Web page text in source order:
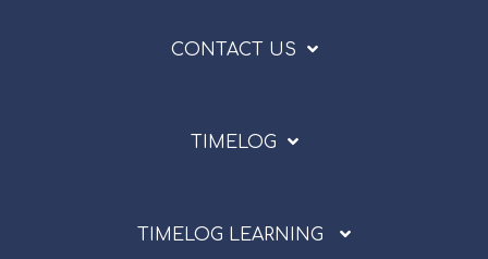
CONTACT US
TIMELOG
TIMELOG LEARNING